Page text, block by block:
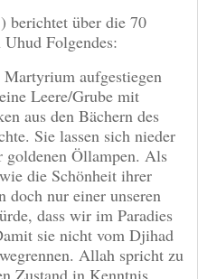
berichtet über die 70
Folgendes:
aufgestiegen
Leere/Grube mit
aus den Bächern des
Sie lassen sich nieder
goldenen Öllampen. Als
die Schönheit ihrer
doch nur einer unseren
dass wir im Paradies
sie nicht vom Djihad
Allah spricht zu
Zustand in Kenntnis